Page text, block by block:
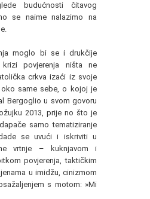
budućnosti čitavog
se naime nalazimo na
moglo bi se i drukčije
povjerenja ništa ne
crkva izaći iz svoje
oko same sebe, o kojoj je
Bergoglio u svom govoru
2013, prije no što je
samo tematiziranje
se uvući i iskriviti u
vrtnje – kuknjavom i
povjerenja, taktičkim
u imidžu, cinizmom
s motom: »Mi